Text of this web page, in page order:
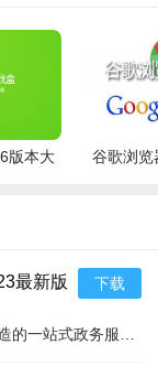
的标签并添加即
版本大
谷歌浏览
最新版
下载